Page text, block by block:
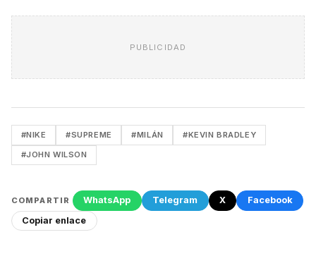
PUBLICIDAD
#NIKE #SUPREME #MILÁN #KEVIN BRADLEY
#JOHN WILSON
COMPARTIR WhatsApp Telegram X
Facebook
Copiar enlace